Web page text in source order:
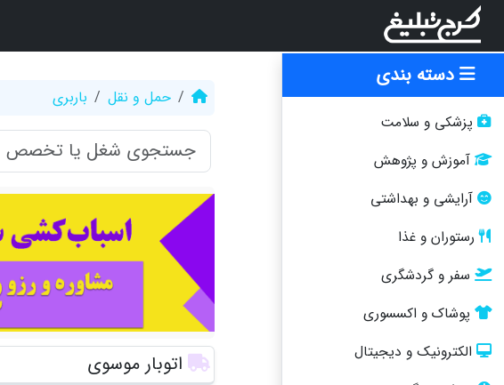
دسته بندی
پزشکی و سلامت
آموزش و پژوهش
آرایشی و بهداشتی
رستوران و غذا
سفر و گردشگری
پوشاک و اکسسوری
الکترونیک و دیجیتال
حمل و نقل باربری
اتوبار موسوی